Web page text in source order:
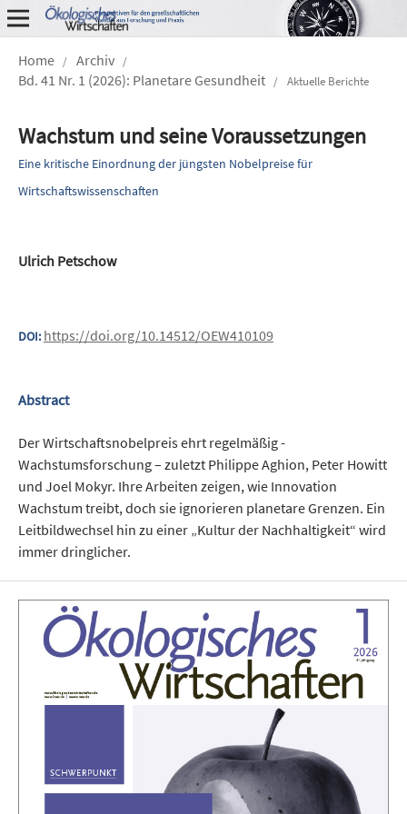
Home / Archiv /
Bd. 41 Nr. 1 (2026): Planetare Gesundheit / Aktuelle Berichte
Wachstum und seine ­Voraussetzungen
Eine kritische Einordnung der jüngsten Nobelpreise für
Wirtschaftswissenschaften
Ulrich Petschow
DOI: https://doi.org/10.14512/OEW410109
Abstract
Der Wirtschaftsnobelpreis ehrt regelmäßig ­
Wachstumsforschung – zuletzt Philippe Aghion, Peter Howitt
und Joel Mokyr. Ihre Arbeiten zeigen, wie Innovation
Wachstum treibt, doch sie ignorieren­ planetare Grenzen. Ein
Leitbildwechsel hin zu einer „Kultur der Nachhaltigkeit“ wird
immer dringlicher.